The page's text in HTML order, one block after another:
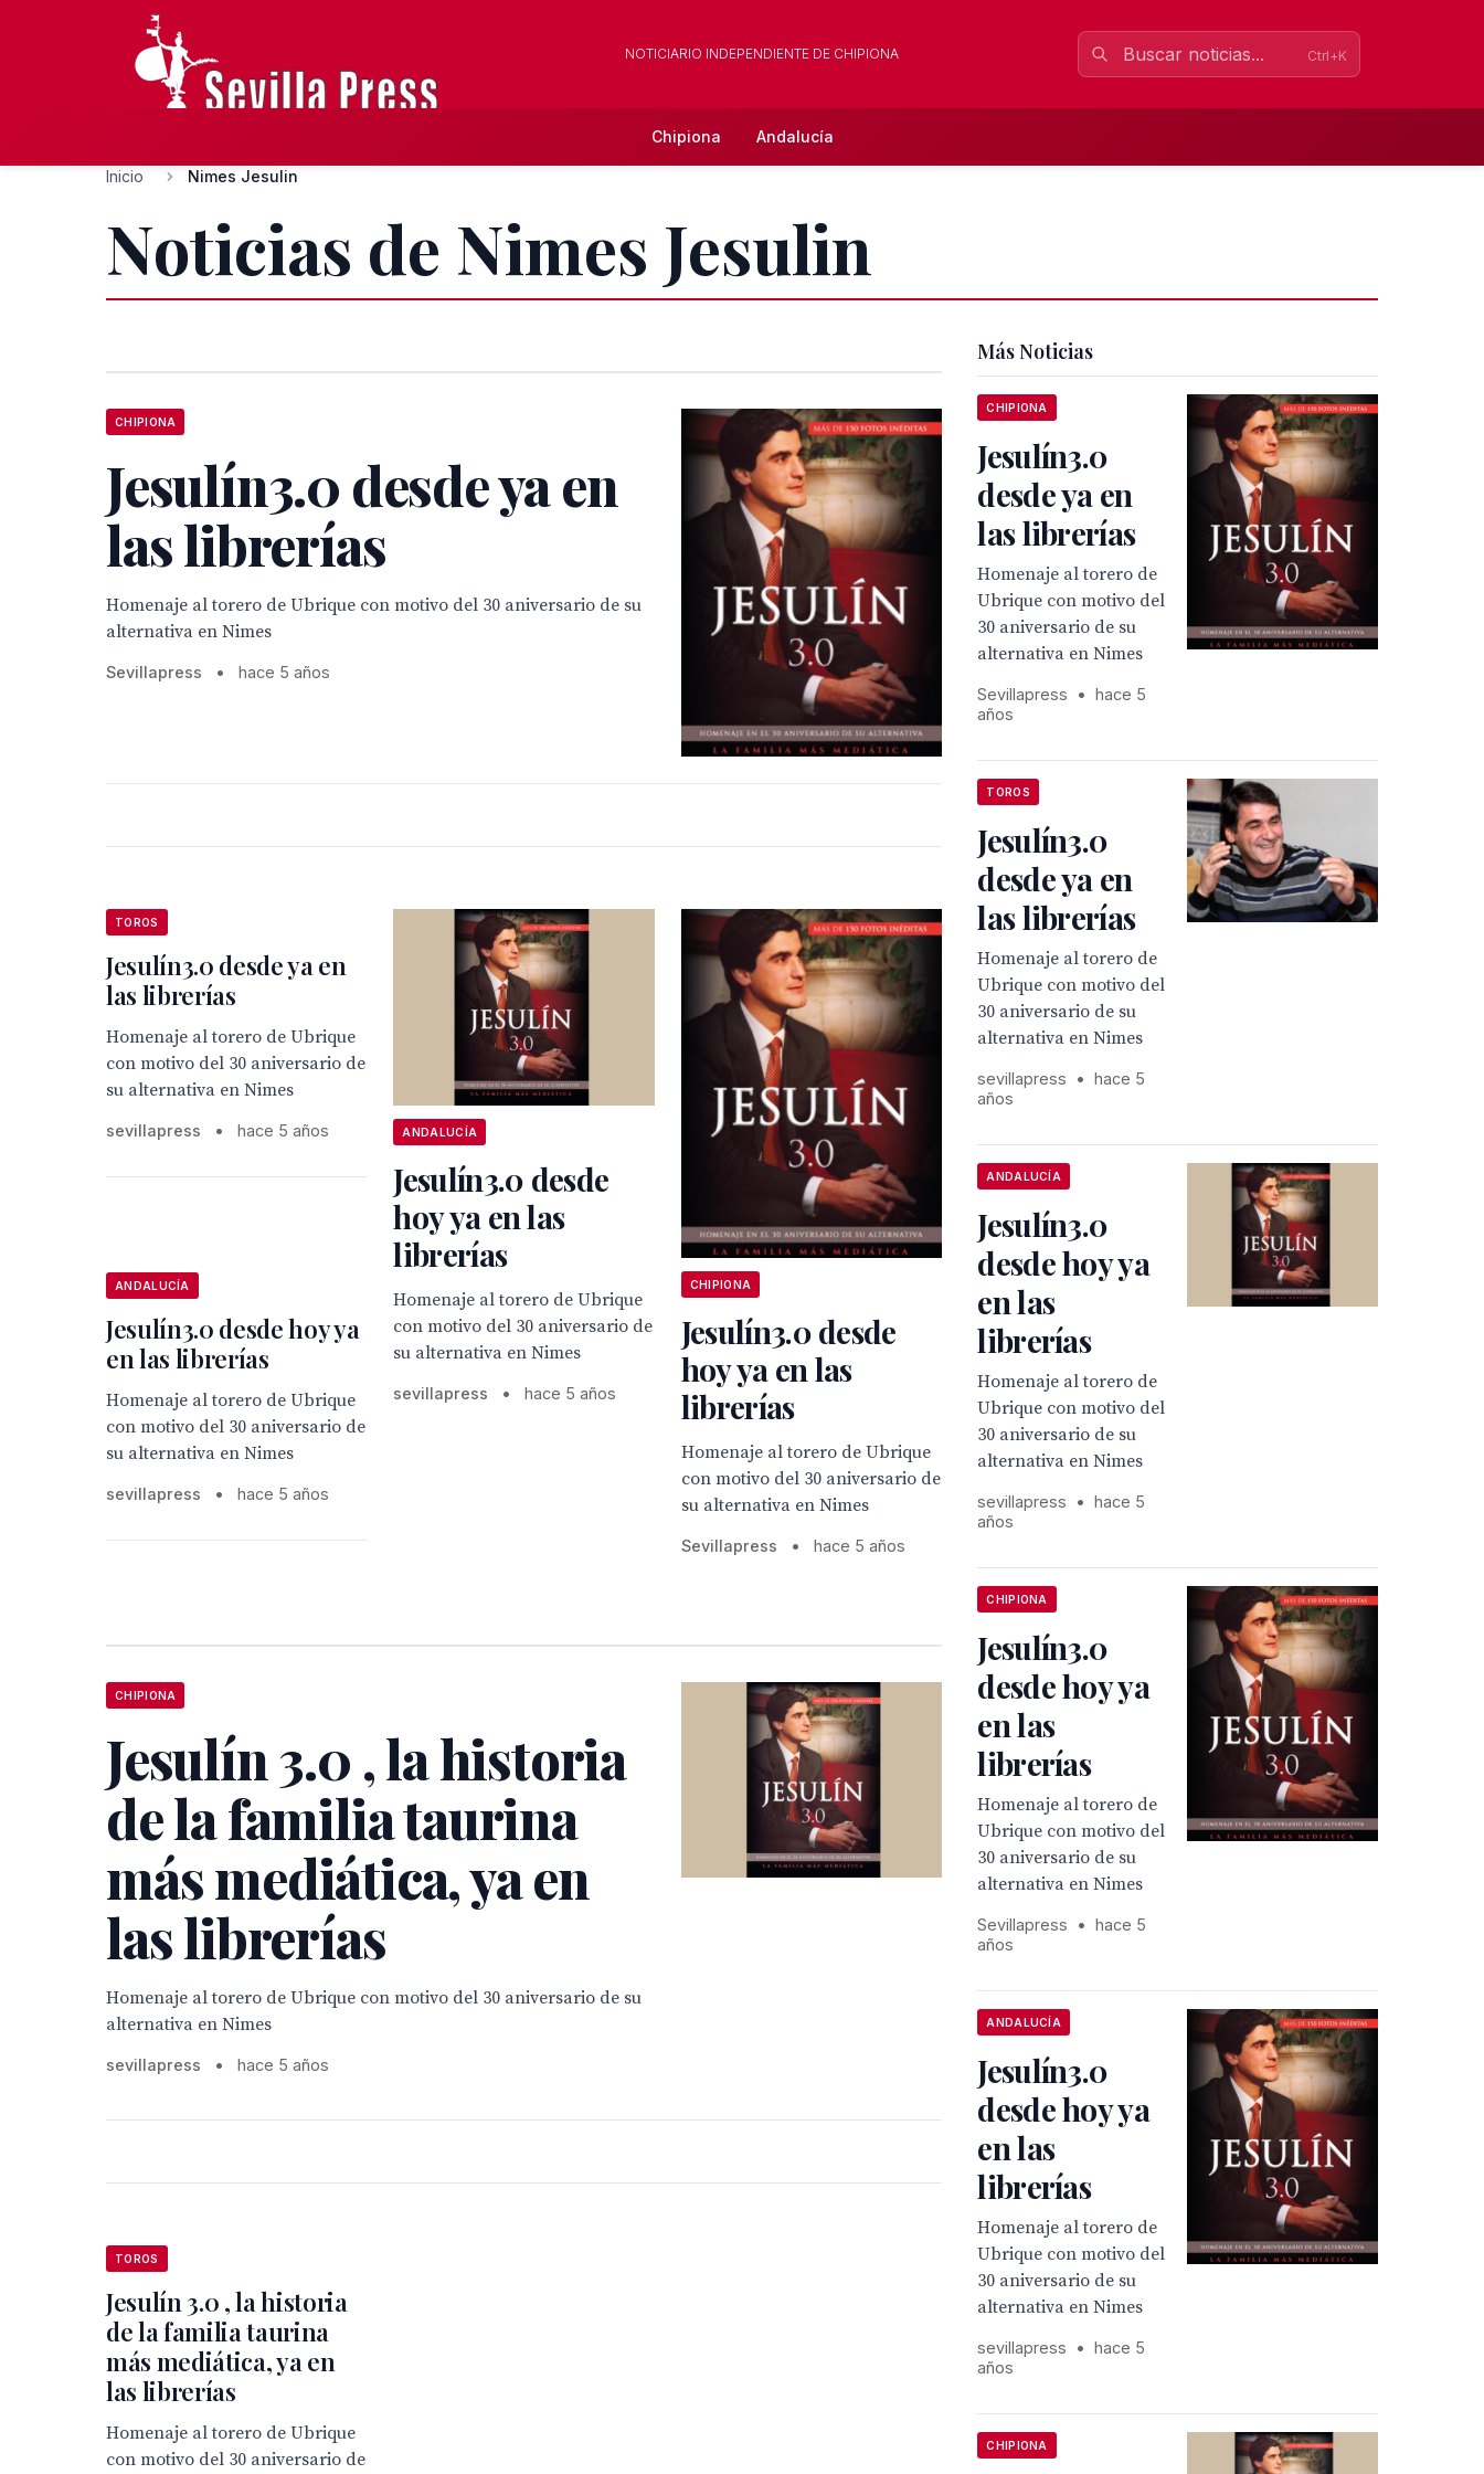
NOTICIARIO INDEPENDIENTE DE CHIPIONA Ctrl+K
Chipiona Andalucía
Inicio Nimes Jesulin
Noticias de Nimes Jesulin
CHIPIONA
Jesulín3.0 desde ya en
las librerías
Homenaje al torero de Ubrique con motivo del 30 aniversario de su
alternativa en Nimes
Sevillapress • hace 5 años
TOROS
Jesulín3.0 desde ya en
las librerías
Homenaje al torero de Ubrique
con motivo del 30 aniversario de
su alternativa en Nimes
sevillapress • hace 5 años ANDALUCÍA
Jesulín3.0 desde
hoy ya en las
librerías
Homenaje al torero de Ubrique
con motivo del 30 aniversario de
su alternativa en Nimes
sevillapress • hace 5 años
CHIPIONA
Jesulín3.0 desde
hoy ya en las
librerías
Homenaje al torero de Ubrique
con motivo del 30 aniversario de
su alternativa en Nimes
Sevillapress • hace 5 años
ANDALUCÍA
Jesulín3.0 desde hoy ya
en las librerías
Homenaje al torero de Ubrique
con motivo del 30 aniversario de
su alternativa en Nimes
sevillapress • hace 5 años
CHIPIONA
Jesulín 3.0 , la historia
de la familia taurina
más mediática, ya en
las librerías
Homenaje al torero de Ubrique con motivo del 30 aniversario de su
alternativa en Nimes
sevillapress • hace 5 años
TOROS
Jesulín 3.0 , la historia
de la familia taurina
más mediática, ya en
las librerías
Homenaje al torero de Ubrique
con motivo del 30 aniversario de
Más Noticias
CHIPIONA
Jesulín3.0
desde ya en
las librerías
Homenaje al torero de
Ubrique con motivo del
30 aniversario de su
alternativa en Nimes
Sevillapress •
hace 5
años
TOROS
Jesulín3.0
desde ya en
las librerías
Homenaje al torero de
Ubrique con motivo del
30 aniversario de su
alternativa en Nimes
sevillapress •
hace 5
años
ANDALUCÍA
Jesulín3.0
desde hoy ya
en las
librerías
Homenaje al torero de
Ubrique con motivo del
30 aniversario de su
alternativa en Nimes
sevillapress •
hace 5
años
CHIPIONA
Jesulín3.0
desde hoy ya
en las
librerías
Homenaje al torero de
Ubrique con motivo del
30 aniversario de su
alternativa en Nimes
Sevillapress •
hace 5
años
ANDALUCÍA
Jesulín3.0
desde hoy ya
en las
librerías
Homenaje al torero de
Ubrique con motivo del
30 aniversario de su
alternativa en Nimes
sevillapress •
hace 5
años
CHIPIONA